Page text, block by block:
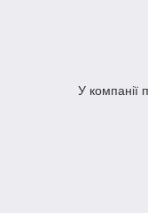
У компанії